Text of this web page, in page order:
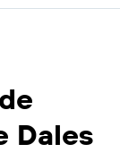
Dales